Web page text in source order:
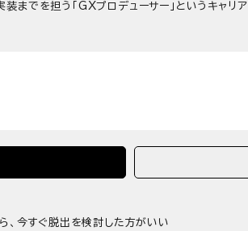
でを担う「GXプロデューサー」というキャリア
、今すぐ脱出を検討した方がいい